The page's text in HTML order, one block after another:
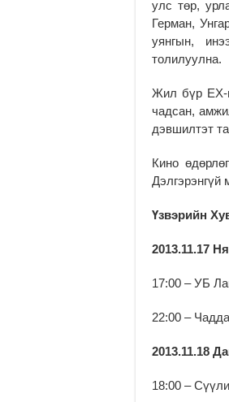
улс төр,
Герман,
уянгын,
толилуулна.
Жил бүр ЕХ-
чадсан,
дэвшилтэт
Кино
Дэлгэрэнгүй
Үзвэрийн
2013.11.17
17:00 – УБ
22:00 –
2013.11.18
18:00 –